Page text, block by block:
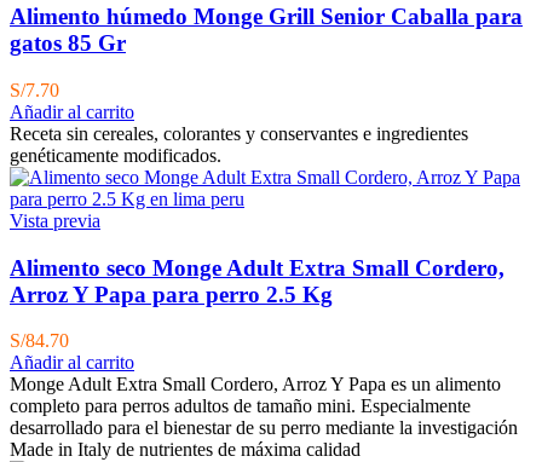
Alimento húmedo Monge Grill Senior Caballa para
gatos 85 Gr
S/7.70
Añadir al carrito
Receta sin cereales, colorantes y conservantes e ingredientes
genéticamente modificados.
Vista previa
Alimento seco Monge Adult Extra Small Cordero,
Arroz Y Papa para perro 2.5 Kg
S/84.70
Añadir al carrito
Monge Adult Extra Small Cordero, Arroz Y Papa es un alimento
completo para perros adultos de tamaño mini. Especialmente
desarrollado para el bienestar de su perro mediante la investigación
Made in Italy de nutrientes de máxima calidad